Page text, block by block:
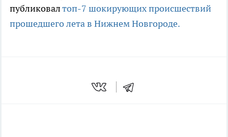
публиковалтоп-7 шокирующих происшествий
прошедшего лета в Нижнем Новгороде.